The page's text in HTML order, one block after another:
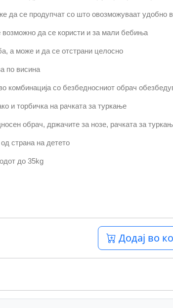
да се продупчат со што овозможуваат
да се користи и за мали бебиња
а може и да се отстрани целосно
по висина
комбинација со безбедносниот обрач
и торбичка на рачката за туркање
обрач, држачите за нозе, рачката за
страна на детето
до 35kg
Додај во